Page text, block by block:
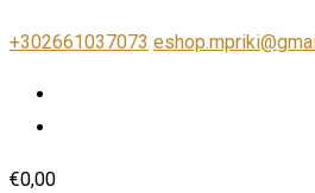
+302661037073
€0,00